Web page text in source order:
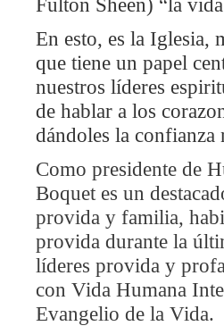
Fulton Sheen) “la
En esto, es la Iglesia,
que tiene un papel
nuestros líderes
de hablar a los
dándoles la confianza
Como presidente de
Boquet es un
provida y familia,
provida durante la
líderes provida y
con Vida Humana
Evangelio de la Vida.